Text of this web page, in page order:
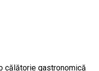
călătorie gastronomică